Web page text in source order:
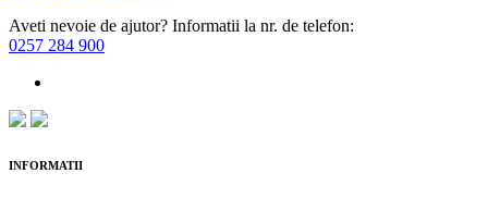
Aveti nevoie de ajutor? Informatii la nr. de telefon:
0257 284 900
INFORMATII